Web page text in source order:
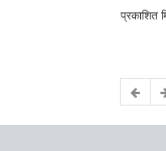
प्रकाशित